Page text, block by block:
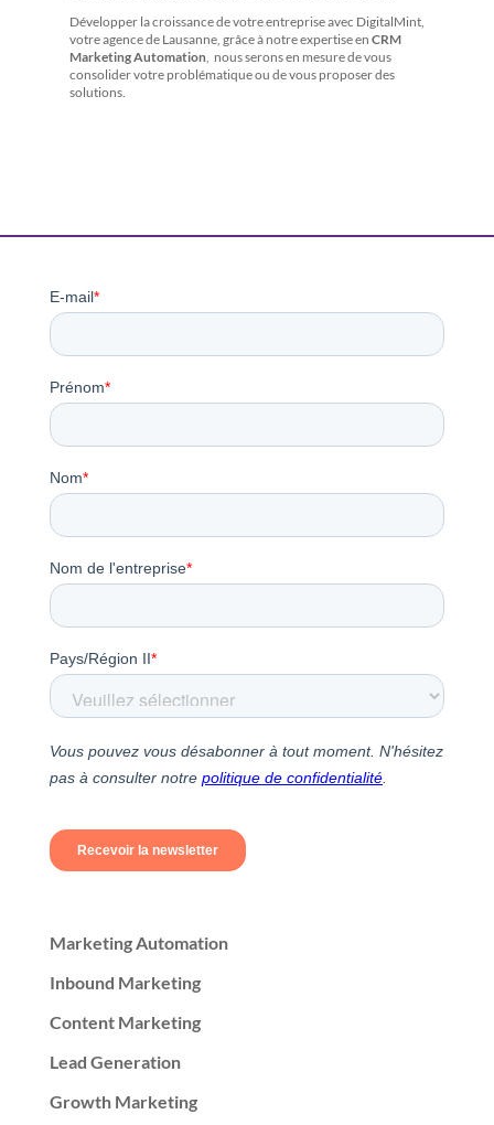
Développer la croissance de votre entreprise avec DigitalMint,
votre agence de Lausanne, grâce à notre expertise en CRM
Marketing Automation, nous serons en mesure de vous
consolider votre problématique ou de vous proposer des
solutions.
Marketing Automation
Inbound Marketing
Content Marketing
Lead Generation
Growth Marketing